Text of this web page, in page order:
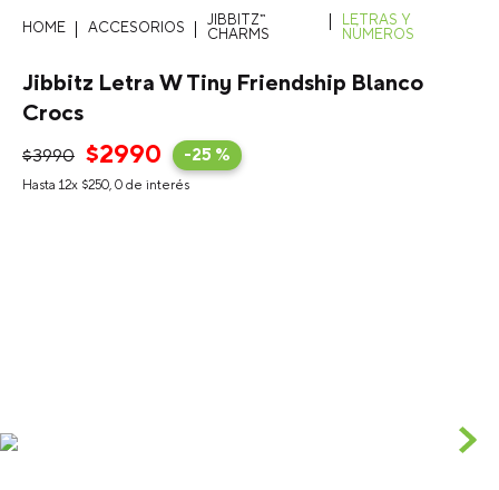
ACCESORIOS
JIBBITZ™
CHARMS
LETRAS Y
NÚMEROS
Jibbitz Letra W Tiny Friendship Blanco
Crocs
$3990 $2990 -25 %
Hasta 12x $250, 0 de interés